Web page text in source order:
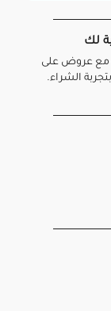
لك
مع عروض على
الشراء.